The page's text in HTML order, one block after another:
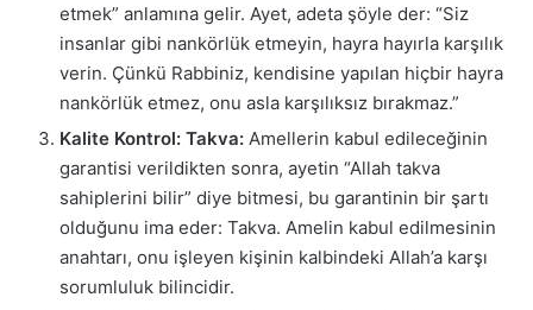
etmek” anlamına gelir. Ayet, adeta şöyle der: “Siz
insanlar gibi nankörlük etmeyin, hayra hayırla karşılık
verin. Çünkü Rabbiniz, kendisine yapılan hiçbir hayra
nankörlük etmez, onu asla karşılıksız bırakmaz.”
Kalite Kontrol: Takva: Amellerin kabul edileceğinin
garantisi verildikten sonra, ayetin “Allah takva
sahiplerini bilir” diye bitmesi, bu garantinin bir şartı
olduğunu ima eder: Takva. Amelin kabul edilmesinin
anahtarı, onu işleyen kişinin kalbindeki Allah’a karşı
sorumluluk bilincidir.